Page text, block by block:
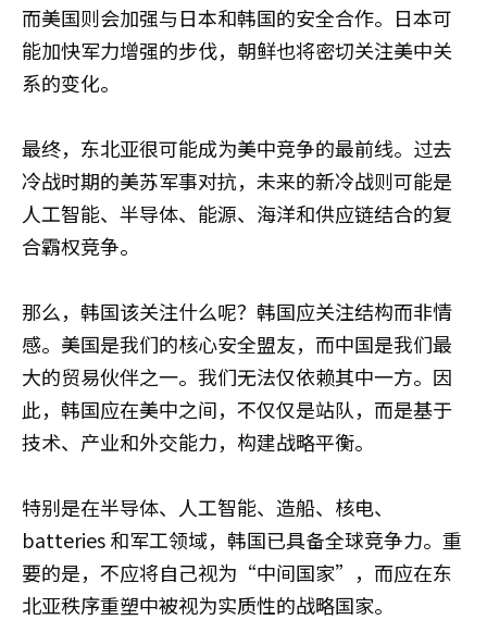
而美国则会加强与日本和韩国的安全合作。日本可
能加快军力增强的步伐，朝鲜也将密切关注美中关
系的变化。
最终，东北亚很可能成为美中竞争的最前线。过去
冷战时期的美苏军事对抗，未来的新冷战则可能是
人工智能、半导体、能源、海洋和供应链结合的复
合霸权竞争。
那么，韩国该关注什么呢？韩国应关注结构而非情
感。美国是我们的核心安全盟友，而中国是我们最
大的贸易伙伴之一。我们无法仅依赖其中一方。因
此，韩国应在美中之间，不仅仅是站队，而是基于
技术、产业和外交能力，构建战略平衡。
特别是在半导体、人工智能、造船、核电、
batteries 和军工领域，韩国已具备全球竞争力。重
要的是，不应将自己视为“中间国家”，而应在东
北亚秩序重塑中被视为实质性的战略国家。